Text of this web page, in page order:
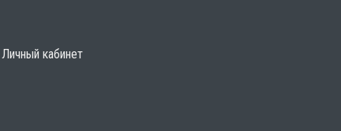
Личный кабинет